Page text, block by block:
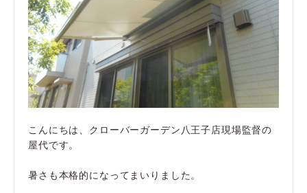
こんにちは、クローバーガーデン八王子店現場監督の
屋代です。
暑さも本格的になってまいりました。